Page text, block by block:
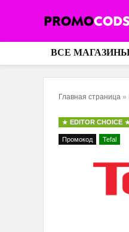
ВСЕ
Главная страница »
EDITOR CHOICE
Промокод Tefal